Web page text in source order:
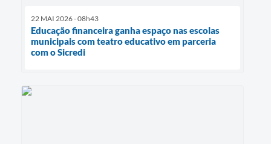
22 MAI 2026 - 08h43
Educação financeira ganha espaço nas escolas
municipais com teatro educativo em parceria
com o Sicredi